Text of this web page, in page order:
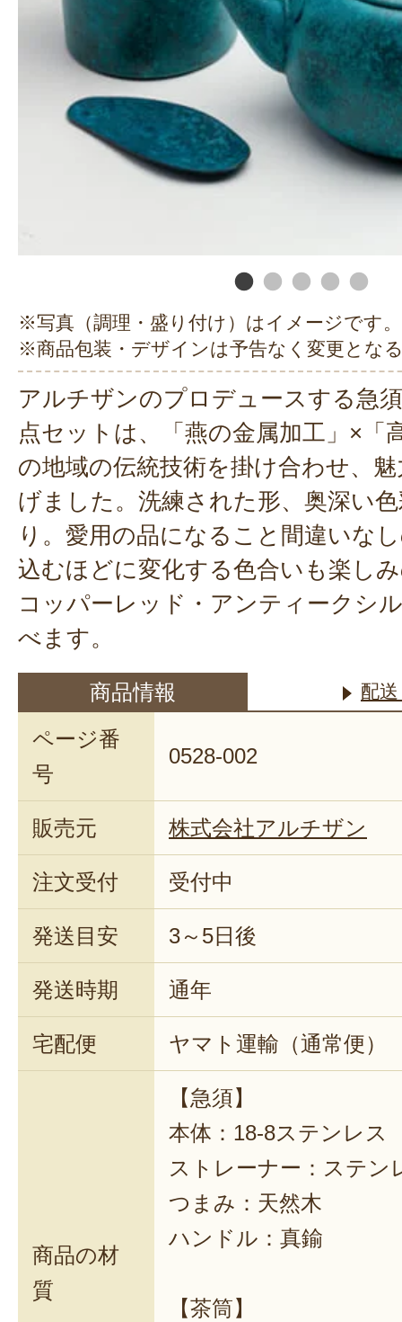
※写真（調理・盛り付け）はイメージです。
※商品包装・デザインは予告なく変更とな
アルチザンのプロデュースする急
点セットは、「燕の金属加工」×「
の地域の伝統技術を掛け合わせ、
げました。洗練された形、奥深い
り。愛用の品になること間違いな
込むほどに変化する色合いも楽し
コッパーレッド・アンティークシ
べます。
商品情報 配
ページ番
号
0528-002
販売元 株式会社アルチザン
注文受付 受付中
発送目安 3～5日後
発送時期 通年
宅配便 ヤマト運輸（通常便）
商品の材
質
【急須】
本体：18-8ステンレス
ストレーナー：ステン
つまみ：天然木
ハンドル：真鍮
【茶筒】